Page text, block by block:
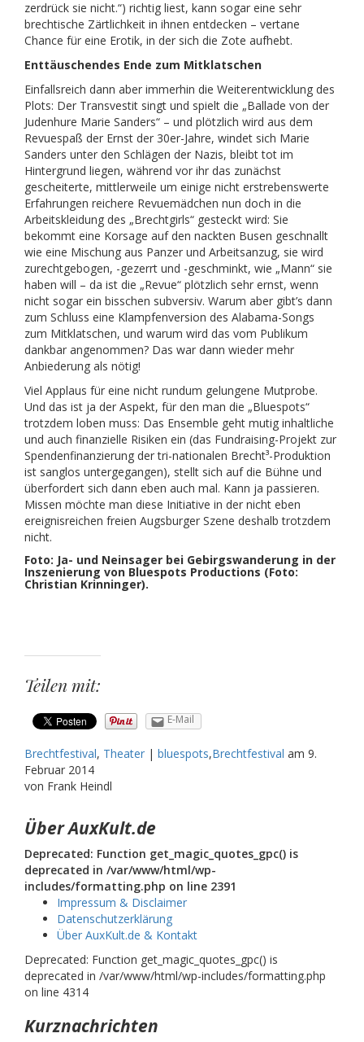
zerdrück sie nicht.“) richtig liest, kann sogar eine sehr
brechtische Zärtlichkeit in ihnen entdecken – vertane
Chance für eine Erotik, in der sich die Zote aufhebt.
Enttäuschendes Ende zum Mitklatschen
Einfallsreich dann aber immerhin die Weiterentwicklung des
Plots: Der Transvestit singt und spielt die „Ballade von der
Judenhure Marie Sanders“ – und plötzlich wird aus dem
Revuespaß der Ernst der 30er-Jahre, windet sich Marie
Sanders unter den Schlägen der Nazis, bleibt tot im
Hintergrund liegen, während vor ihr das zunächst
gescheiterte, mittlerweile um einige nicht erstrebenswerte
Erfahrungen reichere Revuemädchen nun doch in die
Arbeitskleidung des „Brechtgirls“ gesteckt wird: Sie
bekommt eine Korsage auf den nackten Busen geschnallt
wie eine Mischung aus Panzer und Arbeitsanzug, sie wird
zurechtgebogen, -gezerrt und -geschminkt, wie „Mann“ sie
haben will – da ist die „Revue“ plötzlich sehr ernst, wenn
nicht sogar ein bisschen subversiv. Warum aber gibt’s dann
zum Schluss eine Klampfenversion des Alabama-Songs
zum Mitklatschen, und warum wird das vom Publikum
dankbar angenommen? Das war dann wieder mehr
Anbiederung als nötig!
Viel Applaus für eine nicht rundum gelungene Mutprobe.
Und das ist ja der Aspekt, für den man die „Bluespots“
trotzdem loben muss: Das Ensemble geht mutig inhaltliche
und auch finanzielle Risiken ein (das Fundraising-Projekt zur
Spendenfinanzierung der tri-nationalen Brecht³-Produktion
ist sanglos untergegangen), stellt sich auf die Bühne und
überfordert sich dann eben auch mal. Kann ja passieren.
Missen möchte man diese Initiative in der nicht eben
ereignisreichen freien Augsburger Szene deshalb trotzdem
nicht.
Foto: Ja- und Neinsager bei Gebirgswanderung in der
Inszenierung von Bluespots Productions (Foto:
Christian Krinninger).
Teilen mit:
E-Mail
Brechtfestival, Theater | bluespots,Brechtfestival am 9.
Februar 2014
von Frank Heindl
Über AuxKult.de
Deprecated: Function get_magic_quotes_gpc() is
deprecated in /var/www/html/wp-
includes/formatting.php on line 2391
Impressum & Disclaimer
Datenschutzerklärung
Über AuxKult.de & Kontakt
Deprecated: Function get_magic_quotes_gpc() is
deprecated in /var/www/html/wp-includes/formatting.php
on line 4314
Kurznachrichten